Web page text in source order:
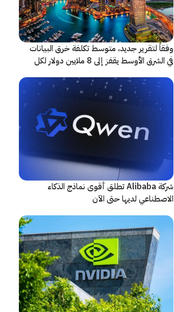
وفقاً لتقرير جديد، متوسط تكلفة خرق البيانات
في الشرق الأوسط يقفز إلى 8 ملايين دولار لكل
شركة Alibaba تطلق أقوى نماذج الذكاء
الاصطناعي لديها حتى الآن